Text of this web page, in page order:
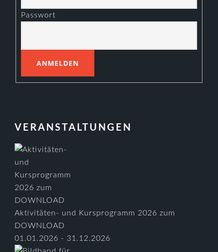
Passwort
VERANSTALTUNGEN
Aktivitäten- und Kursprogramm 2026 zum
DOWNLOAD
01.01.2026 - 31.12.2026